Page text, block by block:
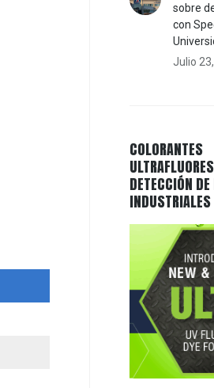
sobre
con
Julio
COLORANTES
DETECCIÓN
INDUSTRIALES